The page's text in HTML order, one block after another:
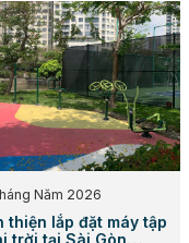
Năm 2026
thiện lắp đặt máy tập
trời tại Sài Gòn